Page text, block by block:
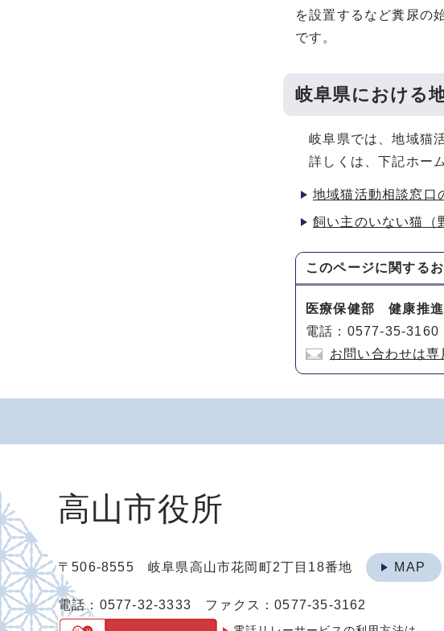
を設置するなど糞尿の
です。
岐阜県における
岐阜県では、地域猫
詳しくは、下記ホー
地域猫活動相談窓口
飼い主のいない猫（
このページに関する
医療保健部 健康推
電話：0577-35-
お問い合わせは専
高山市役所
〒506-8555 岐阜県高山市花岡町2丁目18番地 MAP
電話：0577-32-3333 ファクス：0577-35-3162